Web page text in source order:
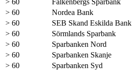
> 60
Nordea Bank
> 60
SEB Skand Eskilda Bank
> 60
Sörmlands Sparbank
> 60
Sparbanken Nord
> 60
Sparbanken Skanje
> 60
Sparbanken Syd